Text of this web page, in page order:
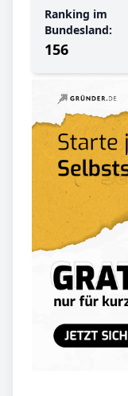
Ranking im
Bundesland:
156